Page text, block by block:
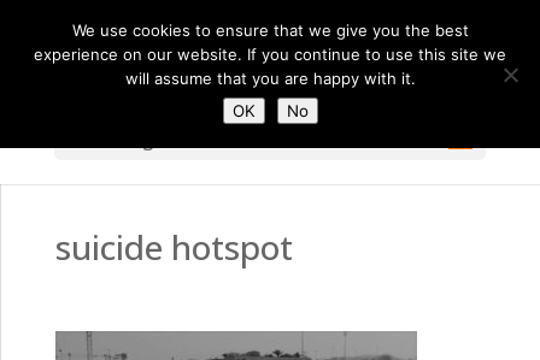
suicide hotspot
We use cookies to ensure that we give you the best
experience on our website. If you continue to use this site we
will assume that you are happy with it.
OK
No